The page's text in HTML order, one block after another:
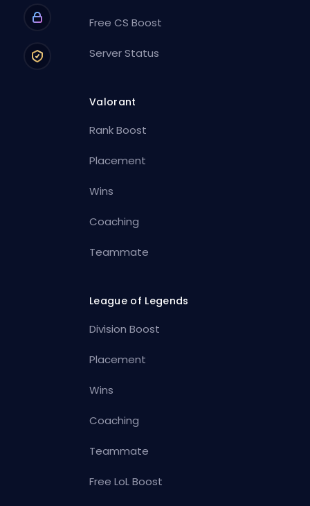
Free CS Boost
Server Status
Valorant
Rank Boost
Placement
Wins
Coaching
Teammate
League of Legends
Division Boost
Placement
Wins
Coaching
Teammate
Free LoL Boost